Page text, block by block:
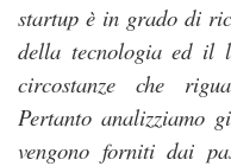
startup è in grado di
della tecnologia ed il
circostanze che
Pertanto analizziamo
vengono forniti dai